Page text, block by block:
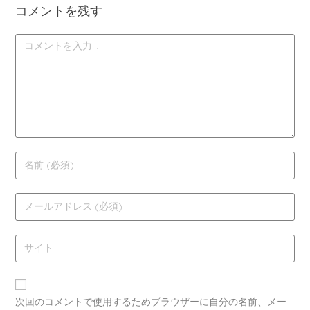
コメントを残す
次回のコメントで使用するためブラウザーに自分の名前、メー